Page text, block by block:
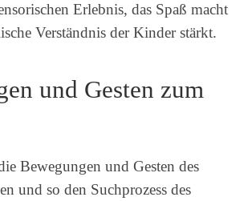
Erlebnis, das Spaß macht
Verständnis der Kinder stärkt.
und Gesten zum
Bewegungen und Gesten des
und so den Suchprozess des